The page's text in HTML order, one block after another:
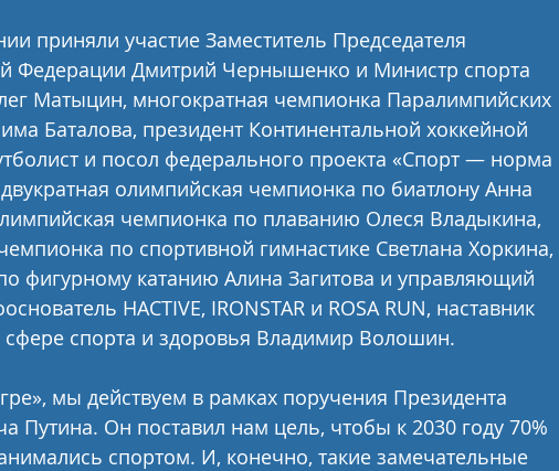
приняли участие Заместитель Председателя
Федерации Дмитрий Чернышенко и Министр спорта
Матыцин, многократная чемпионка Паралимпийских
Баталова, президент Континентальной хоккейной
и посол федерального проекта «Спорт — норма
олимпийская чемпионка по биатлону Анна
чемпионка по плаванию Олеся Владыкина,
по спортивной гимнастике Светлана Хоркина,
фигурному катанию Алина Загитова и управляющий
HACTIVE, IRONSTAR и ROSA RUN, наставник
сфере спорта и здоровья Владимир Волошин.
мы действуем в рамках поручения Президента
Путина. Он поставил нам цель, чтобы к 2030 году 70%
спортом. И, конечно, такие замечательные